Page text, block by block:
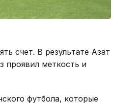
счет. В результате Азат
проявил меткость и
футбола, которые